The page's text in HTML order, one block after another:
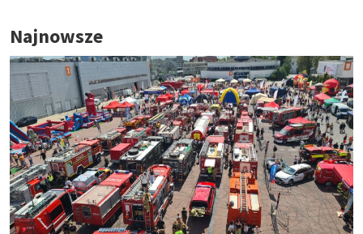
Najnowsze